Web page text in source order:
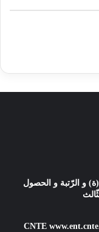
و الرّتبة و الحصول